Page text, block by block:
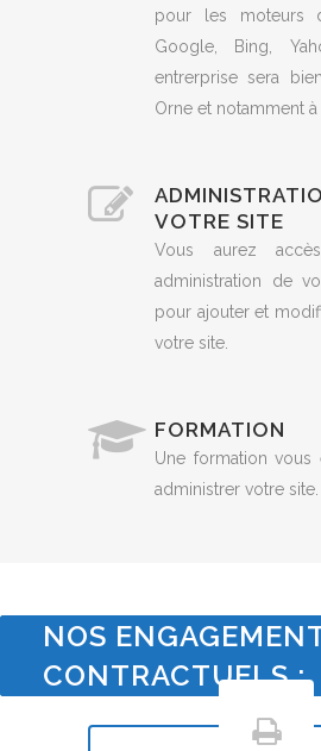
pour les moteurs
Google, Bing,
entrerprise sera
Orne et notamment à
VOTRE SITE
Vous aurez
administration de
pour ajouter et
votre site.
FORMATION
Une formation
administrer votre site.
NOS
CONTRACTUELS :